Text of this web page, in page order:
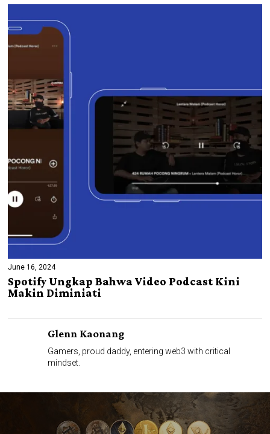
June 16, 2024
Spotify Ungkap Bahwa Video Podcast Kini
Makin Diminiati
Glenn Kaonang
Gamers, proud daddy, entering web3 with critical
mindset.